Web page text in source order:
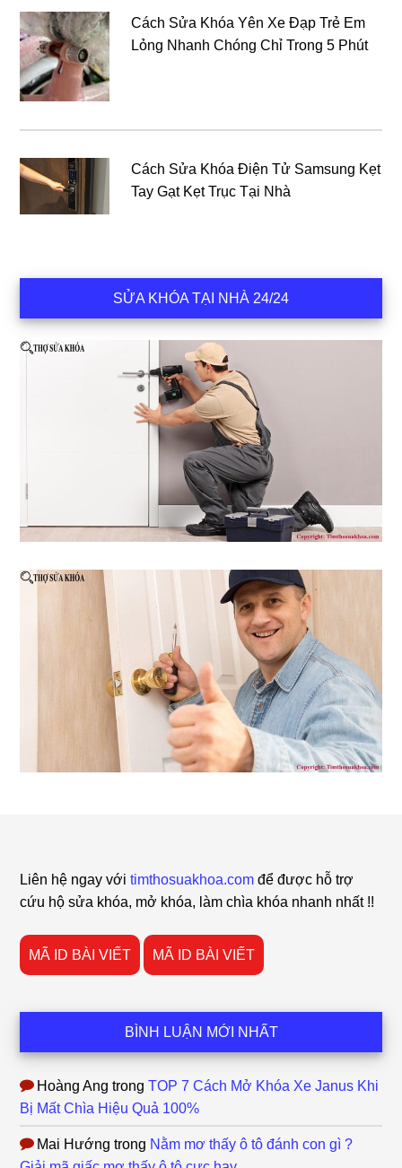
Cách Sửa Khóa Yên Xe Đạp Trẻ Em
Lỏng Nhanh Chóng Chỉ Trong 5 Phút
Cách Sửa Khóa Điện Tử Samsung Kẹt
Tay Gạt Kẹt Trục Tại Nhà
SỬA KHÓA TẠI NHÀ 24/24
Liên hệ ngay vớitimthosuakhoa.com để được hỗ trợ
cứu hộ sửa khóa, mở khóa, làm chìa khóa nhanh nhất !!
MÃ ID BÀI VIẾT MÃ ID BÀI VIẾT
BÌNH LUẬN MỚI NHẤT
Hoàng Ang trongTOP 7 Cách Mở Khóa Xe Janus Khi
Bị Mất Chìa Hiệu Quả 100%
Mai Hướng trong Nằm mơ thấy ô tô đánh con gì ?